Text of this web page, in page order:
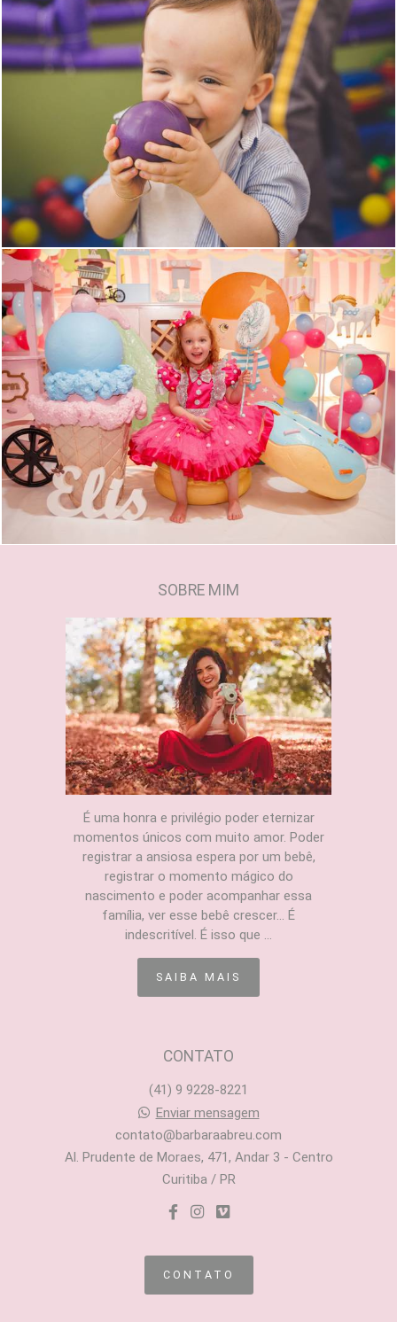
1912 14
451 0
SOBRE MIM
É uma honra e privilégio poder eternizar
momentos únicos com muito amor. Poder
registrar a ansiosa espera por um bebê,
registrar o momento mágico do
nascimento e poder acompanhar essa
família, ver esse bebê crescer... É
indescritível. É isso que ...
SAIBA MAIS
CONTATO
(41) 9 9228-8221
Enviar mensagem
contato@barbaraabreu.com
Al. Prudente de Moraes, 471, Andar 3 - Centro
Curitiba / PR
CONTATO